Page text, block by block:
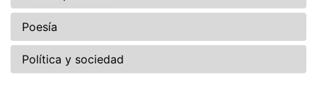
Poesía
Política y sociedad